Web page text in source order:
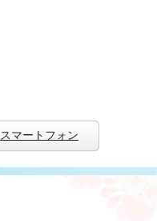
スマートフォン